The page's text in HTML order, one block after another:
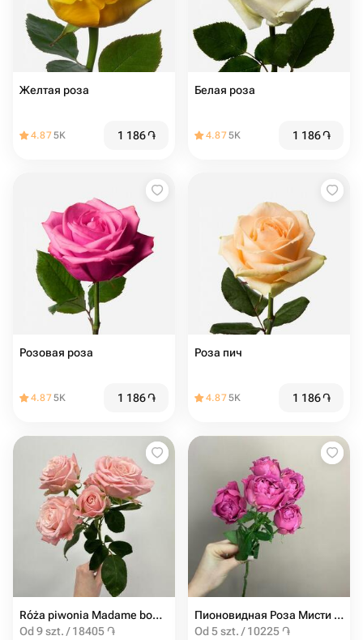
Желтая роза
4.875K 1 186֏
Белая роза
4.875K 1 186֏
Розовая роза
4.875K 1 186֏
Роза пич
4.875K 1 186֏
Róża piwonia Madame bombastic od 9SZT
Od 9 szt. / 18405 ֏
Пионовидная Роза Мисти баблс от 5шт
Od 5 szt. / 10225 ֏